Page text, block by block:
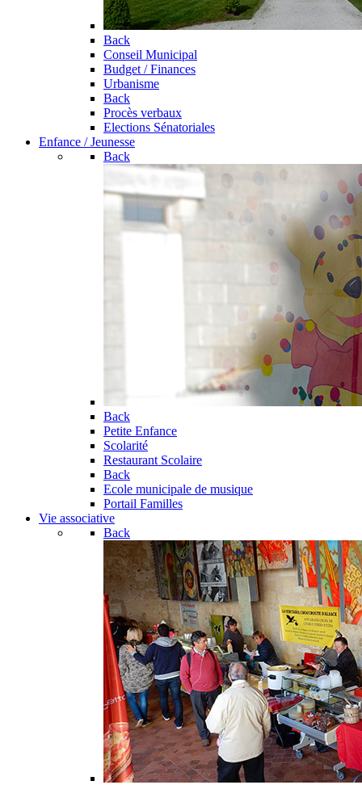
Back
Conseil Municipal
Budget / Finances
Urbanisme
Back
Procès verbaux
Elections Sénatoriales
Enfance / Jeunesse
Back
Back
Petite Enfance
Scolarité
Restaurant Scolaire
Back
Ecole municipale de musique
Portail Familles
Vie associative
Back